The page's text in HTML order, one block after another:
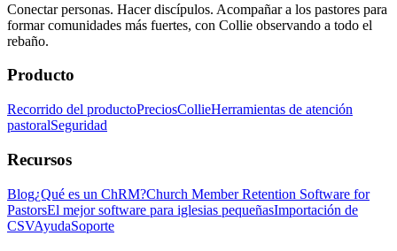
Conectar personas. Hacer discípulos. Acompañar a los pastores para
formar comunidades más fuertes, con Collie observando a todo el
rebaño.
Producto
Recorrido del productoPreciosCollieHerramientas de atención
pastoralSeguridad
Recursos
Blog¿Qué es un ChRM?Church Member Retention Software for
PastorsEl mejor software para iglesias pequeñasImportación de
CSVAyudaSoporte